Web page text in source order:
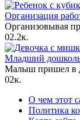
Организация
Организовывая
02.2к.
Младший
Малыш пришел в
02к.
О чем этот
Политика